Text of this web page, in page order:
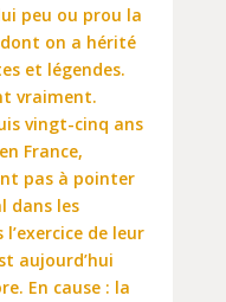
peu ou prou la
on a hérité
et légendes.
vraiment.
vingt-cinq ans
France,
pas à pointer
dans les
de leur
aujourd’hui
En cause : la